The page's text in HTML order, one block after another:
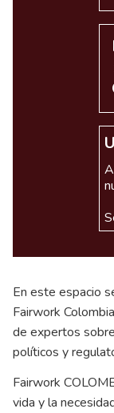
En este espacio
Fairwork
de expertos
políticos y
Fairwork
vida y la